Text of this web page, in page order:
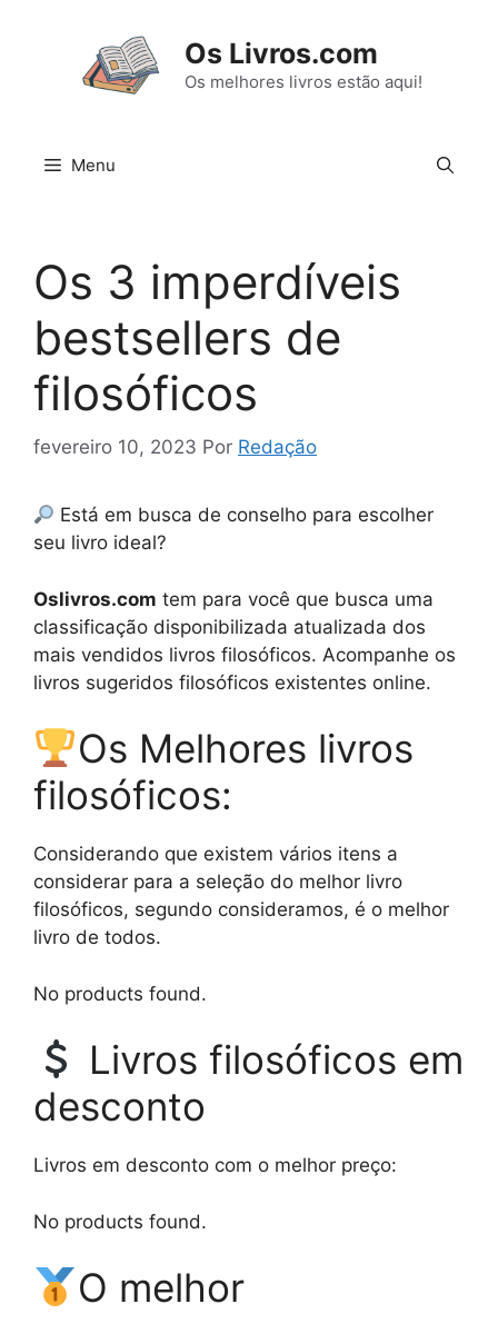
Os Livros.com
Os melhores livros estão aqui!
Menu
Os 3 imperdíveis
bestsellers de
filosóficos
fevereiro 10, 2023 Por Redação
Está em busca de conselho para escolher
seu livro ideal?
Oslivros.com tem para você que busca uma
classificação disponibilizada atualizada dos
mais vendidos livros filosóficos. Acompanhe os
livros sugeridos filosóficos existentes online.
Os Melhores livros
filosóficos:
Considerando que existem vários itens a
considerar para a seleção do melhor livro
filosóficos, segundo consideramos, é o melhor
livro de todos.
No products found.
Livros filosóficos em
desconto
Livros em desconto com o melhor preço:
No products found.
O melhor